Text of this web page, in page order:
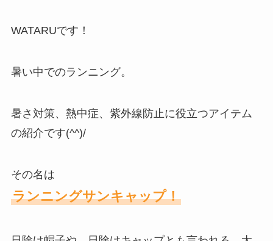
WATARUです！
暑い中でのランニング。
暑さ対策、熱中症、紫外線防止に役立つアイテム
の紹介です(^^)/
その名は
ランニングサンキャップ！